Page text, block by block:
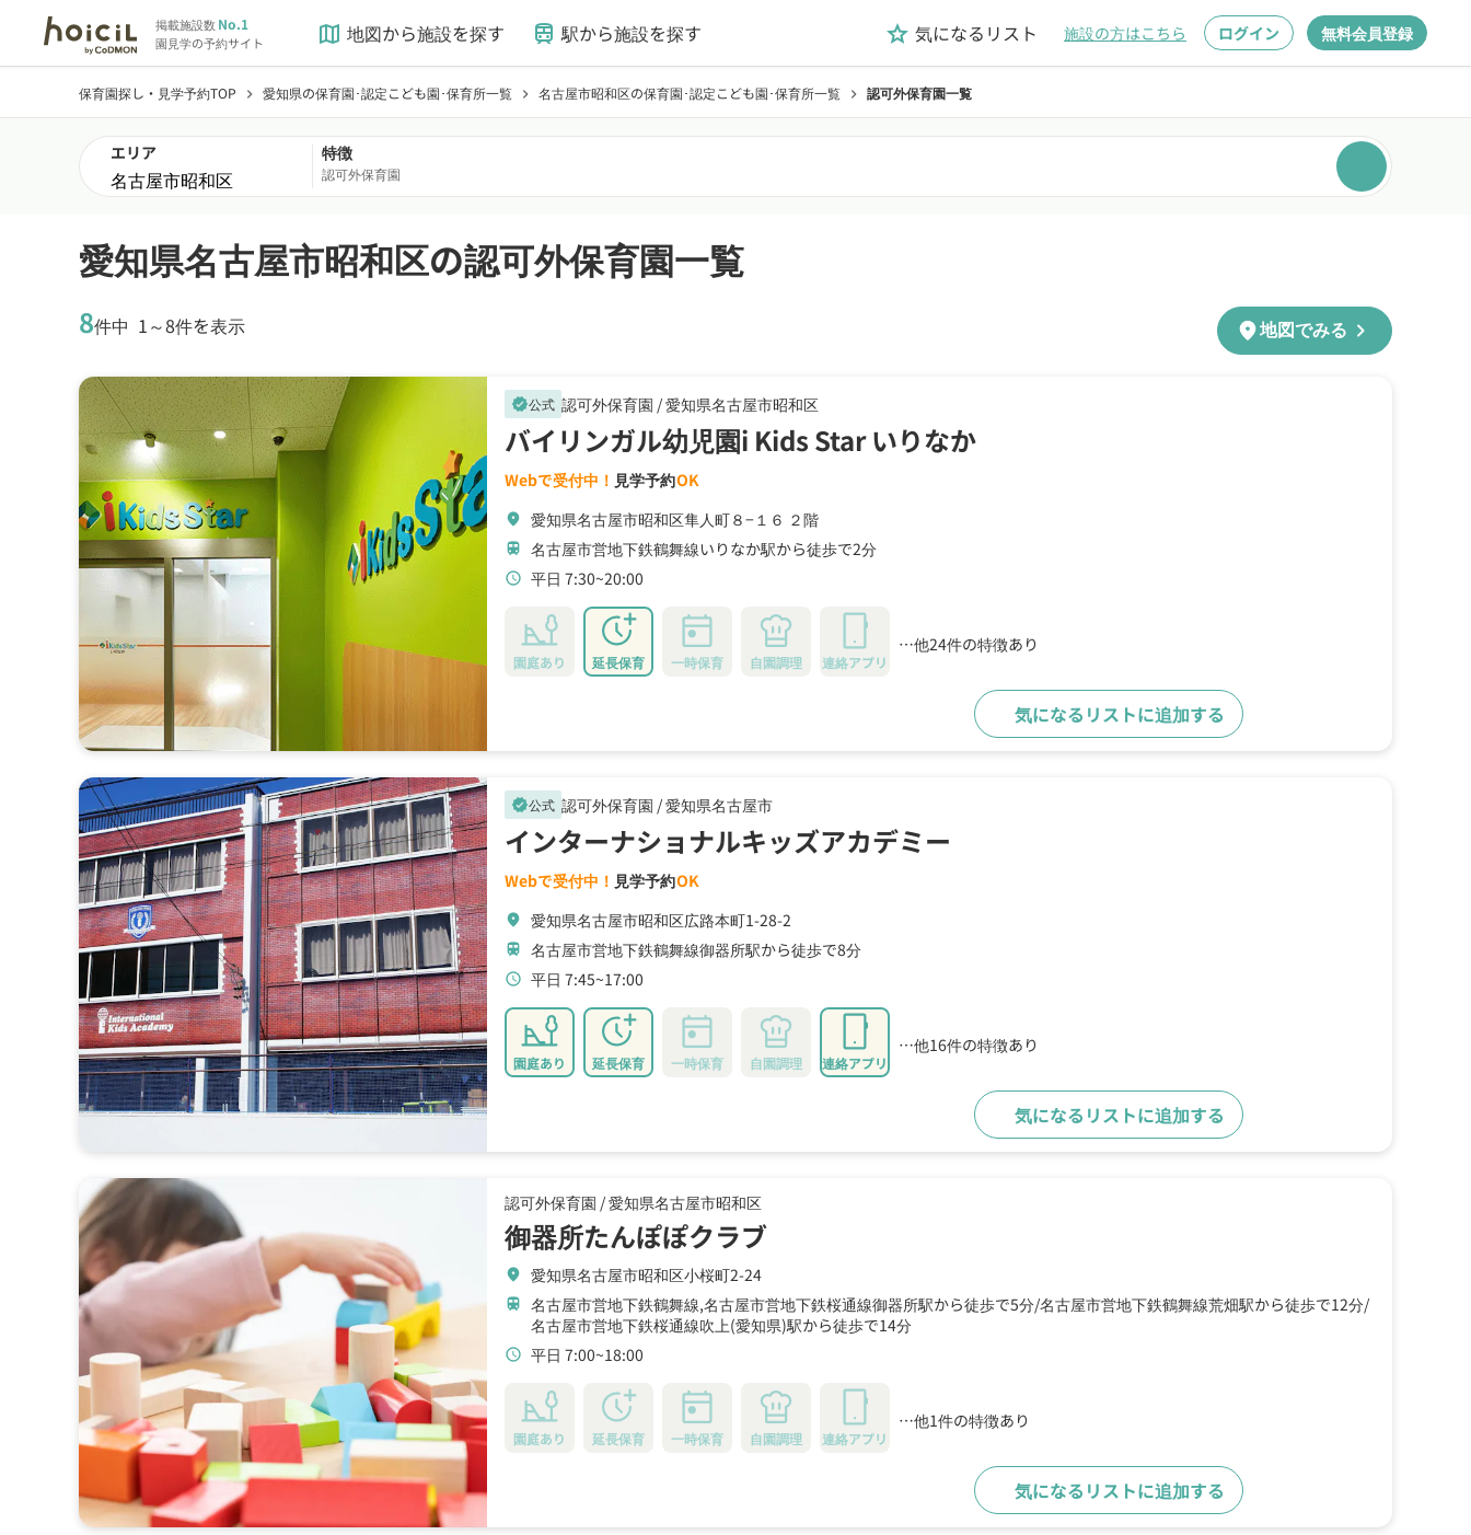
掲載施設数No.1
園見学の予約サイト map 地図から施設を探す train 駅から施設を探す grade 気になるリスト 施設の方はこちら ログイン 無料会員登録
保育園探し・見学予約TOP chevron_right 愛知県の保育園･認定こども園･保育所一覧 chevron_right 名古屋市昭和区の保育園･認定こども園･保育所一覧 chevron_right 認可外保育園一覧
エリア 特徴
認可外保育園
愛知県名古屋市昭和区の認可外保育園一覧
8件中 1～8件を表示 location_on地図でみる chevron_right
verified公式 認可外保育園 /愛知県名古屋市昭和区
バイリンガル幼児園i Kids Star いりなか
Webで受付中！ 見学予約OK
location_on 愛知県名古屋市昭和区隼人町８−１６ ２階
train 名古屋市営地下鉄鶴舞線いりなか駅から徒歩で2分
schedule 平日 7:30~20:00
園庭あり 延長保育 一時保育 自園調理 連絡アプリ
…他24件の特徴あり
気になるリストに追加する
verified公式 認可外保育園 /愛知県名古屋市
インターナショナルキッズアカデミー
Webで受付中！ 見学予約OK
location_on 愛知県名古屋市昭和区広路本町1-28-2
train 名古屋市営地下鉄鶴舞線御器所駅から徒歩で8分
schedule 平日 7:45~17:00
園庭あり 延長保育 一時保育 自園調理 連絡アプリ
…他16件の特徴あり
気になるリストに追加する
認可外保育園 /愛知県名古屋市昭和区
御器所たんぽぽクラブ
location_on 愛知県名古屋市昭和区小桜町2-24
train 名古屋市営地下鉄鶴舞線,名古屋市営地下鉄桜通線御器所駅から徒歩で5分 名古屋市営地下鉄鶴舞線荒畑駅から徒歩で12分
名古屋市営地下鉄桜通線吹上(愛知県)駅から徒歩で14分
schedule 平日 7:00~18:00
園庭あり 延長保育 一時保育 自園調理 連絡アプリ
…他1件の特徴あり
気になるリストに追加する